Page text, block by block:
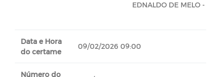
EDNALDO DE MELO -
Data e Hora
do certame
09/02/2026 09:00
Número do